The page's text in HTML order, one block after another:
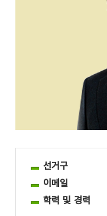
선거구
이메일
학력 및 경력